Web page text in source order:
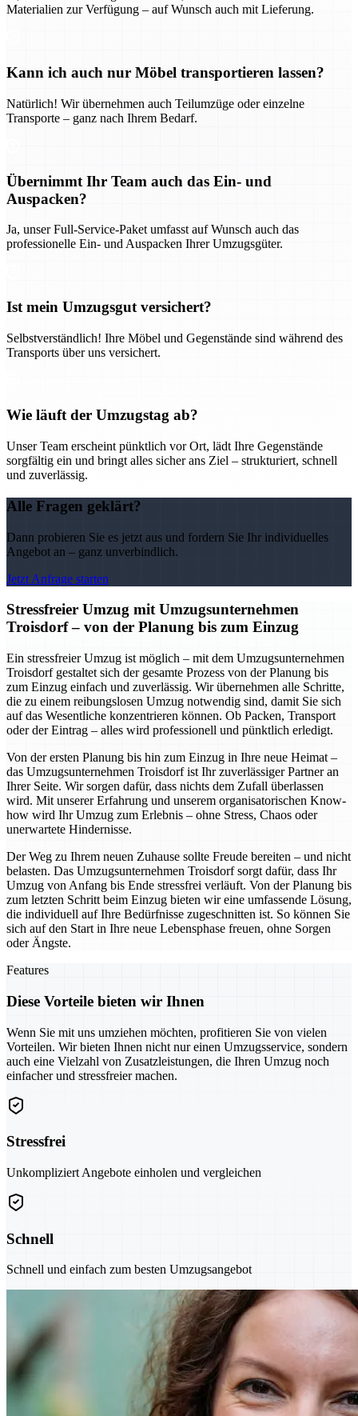
Materialien zur Verfügung – auf Wunsch auch mit Lieferung.
Kann ich auch nur Möbel transportieren lassen?
Natürlich! Wir übernehmen auch Teilumzüge oder einzelne
Transporte – ganz nach Ihrem Bedarf.
Übernimmt Ihr Team auch das Ein- und
Auspacken?
Ja, unser Full-Service-Paket umfasst auf Wunsch auch das
professionelle Ein- und Auspacken Ihrer Umzugsgüter.
Ist mein Umzugsgut versichert?
Selbstverständlich! Ihre Möbel und Gegenstände sind während des
Transports über uns versichert.
Wie läuft der Umzugstag ab?
Unser Team erscheint pünktlich vor Ort, lädt Ihre Gegenstände
sorgfältig ein und bringt alles sicher ans Ziel – strukturiert, schnell
und zuverlässig.
Alle Fragen geklärt?
Dann probieren Sie es jetzt aus und fordern Sie Ihr individuelles
Angebot an – ganz unverbindlich.
Jetzt Anfrage starten
Stressfreier Umzug mit Umzugsunternehmen
Troisdorf – von der Planung bis zum Einzug
Ein stressfreier Umzug ist möglich – mit dem Umzugsunternehmen
Troisdorf gestaltet sich der gesamte Prozess von der Planung bis
zum Einzug einfach und zuverlässig. Wir übernehmen alle Schritte,
die zu einem reibungslosen Umzug notwendig sind, damit Sie sich
auf das Wesentliche konzentrieren können. Ob Packen, Transport
oder der Eintrag – alles wird professionell und pünktlich erledigt.
Von der ersten Planung bis hin zum Einzug in Ihre neue Heimat –
das Umzugsunternehmen Troisdorf ist Ihr zuverlässiger Partner an
Ihrer Seite. Wir sorgen dafür, dass nichts dem Zufall überlassen
wird. Mit unserer Erfahrung und unserem organisatorischen Know-
how wird Ihr Umzug zum Erlebnis – ohne Stress, Chaos oder
unerwartete Hindernisse.
Der Weg zu Ihrem neuen Zuhause sollte Freude bereiten – und nicht
belasten. Das Umzugsunternehmen Troisdorf sorgt dafür, dass Ihr
Umzug von Anfang bis Ende stressfrei verläuft. Von der Planung bis
zum letzten Schritt beim Einzug bieten wir eine umfassende Lösung,
die individuell auf Ihre Bedürfnisse zugeschnitten ist. So können Sie
sich auf den Start in Ihre neue Lebensphase freuen, ohne Sorgen
oder Ängste.
Features
Diese Vorteile bieten wir Ihnen
Wenn Sie mit uns umziehen möchten, profitieren Sie von vielen
Vorteilen. Wir bieten Ihnen nicht nur einen Umzugsservice, sondern
auch eine Vielzahl von Zusatzleistungen, die Ihren Umzug noch
einfacher und stressfreier machen.
Stressfrei
Unkompliziert Angebote einholen und vergleichen
Schnell
Schnell und einfach zum besten Umzugsangebot